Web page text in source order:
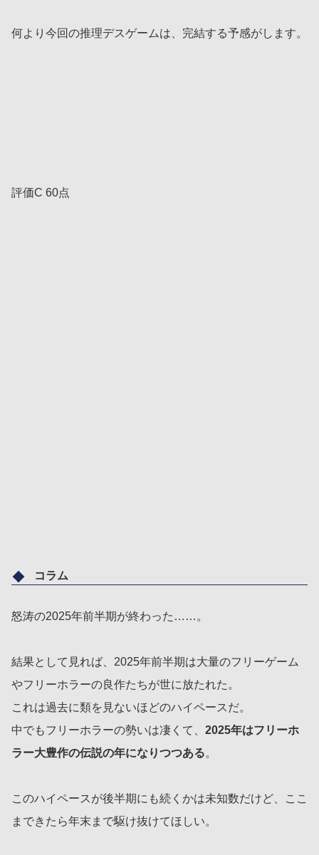
何より今回の推理デスゲームは、完結する予感がします。
評価C 60点
コラム
怒涛の2025年前半期が終わった……。
結果として見れば、2025年前半期は大量のフリーゲーム
やフリーホラーの良作たちが世に放たれた。
これは過去に類を見ないほどのハイペースだ。
中でもフリーホラーの勢いは凄くて、 2025年はフリーホ
ラー大豊作の伝説の年になりつつある。
このハイペースが後半期にも続くかは未知数だけど、ここ
まできたら年末まで駆け抜けてほしい。